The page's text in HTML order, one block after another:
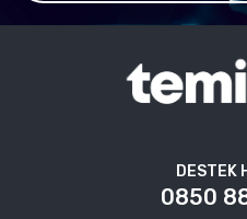
DESTEK
0850